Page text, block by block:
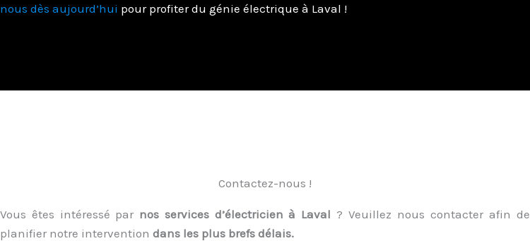
nous dès aujourd’hui pour profiter du génie électrique à Laval !
Contactez-nous !
Vous êtes intéressé par nos services d’électricien à Laval ? Veuillez nous contacter afin de
planifier notre intervention dans les plus brefs délais.